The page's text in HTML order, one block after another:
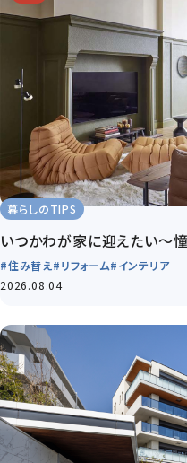
暮らしのTIPS
いつかわが家に迎えたい～
#住み替え #リフォーム#インテリア
2026.08.04